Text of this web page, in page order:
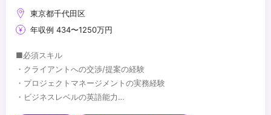
東京都千代田区
年収例 434〜1250万円
■必須スキル
・クライアントへの交渉/提案の経験
・プロジェクトマネージメントの実務経験
・ビジネスレベルの英語能力